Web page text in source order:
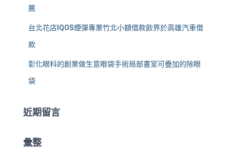
薦
台北花店IQOS煙彈專業竹北小額借款飲界於高雄汽車借
款
彰化眼科的創業做生意眼袋手術局部畫室可疊加的除眼
袋
近期留言
彙整